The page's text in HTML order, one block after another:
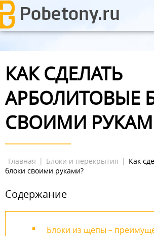
КАК СДЕЛАТЬ
АРБОЛИТОВЫЕ
СВОИМИ
Главная | Блоки и перекрытия | Как
блоки своими руками?
Содержание
Блоки из щепы –